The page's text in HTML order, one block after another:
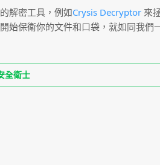
解密工具，例如Crysis Decryptor 來
始保衛你的文件和口袋，就如同我們
全衛士